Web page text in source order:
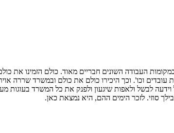
העבודה השונים חבריים מאוד. כולם הזמינו את
וכו'. וכך היכירו כולם את כולם ובמשרד שררה
לבשל ולאפות שיגעון ולפנק את כל המשרד בעוגות
סוזי. לזכר הימים ההם, היא נמצאת כאן.